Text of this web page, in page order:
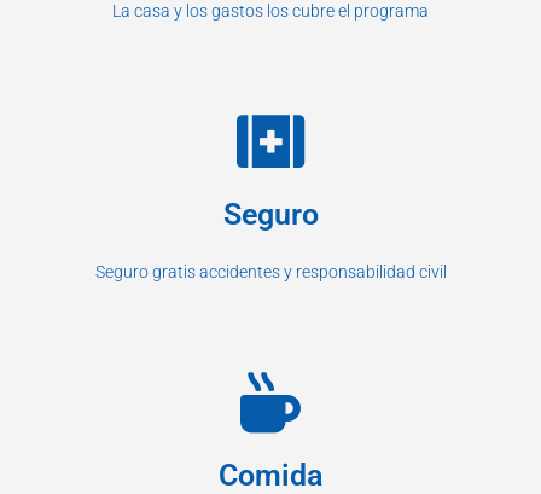
La casa y los gastos los cubre el programa
Seguro
Seguro gratis accidentes y responsabilidad civil
Comida